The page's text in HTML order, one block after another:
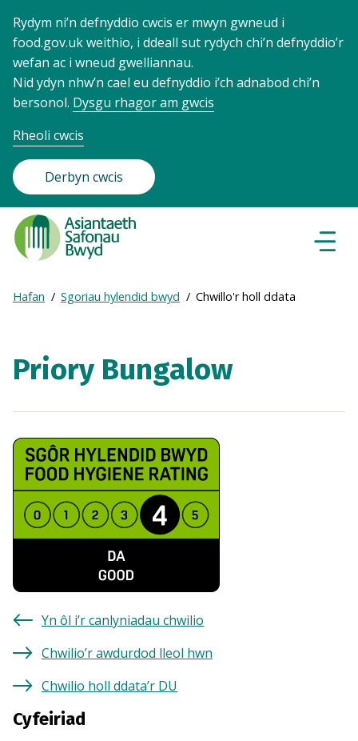
Rydym ni’n defnyddio cwcis er mwyn gwneud i
food.gov.uk weithio, i ddeall sut rydych chi’n defnyddio’r
wefan ac i wneud gwelliannau.
Nid ydyn nhw’n cael eu defnyddio i’ch adnabod chi’n
bersonol. Dysgu rhagor am gwcis
Rheoli cwcis
Derbyn cwcis
Food
Standards
Agency
Frontpage
Breadcrumb
Expand
breadcrumb
Hafan Sgoriau hylendid bwyd Chwillo'r holl ddata
Priory Bungalow
Yn ôl i’r canlyniadau chwilio
Chwilio’r awdurdod lleol hwn
Chwilio holl ddata’r DU
Cyfeiriad